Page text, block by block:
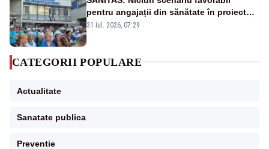
pentru angajații din sănătate în proiectul
Legii salarizării
31 iul. 2026, 07:29
CATEGORII POPULARE
Actualitate
Sanatate publica
Preventie